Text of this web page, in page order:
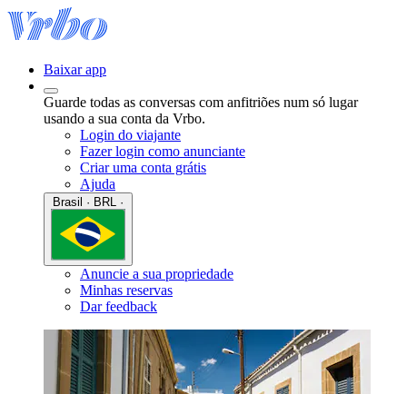
Baixar app
Guarde todas as conversas com anfitriões num só lugar
usando a sua conta da Vrbo.
Login do viajante
Fazer login como anunciante
Criar uma conta grátis
Ajuda
Anuncie a sua propriedade
Minhas reservas
Dar feedback